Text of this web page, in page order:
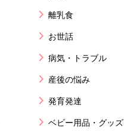
離乳食
お世話
病気・トラブル
産後の悩み
発育発達
ベビー用品・グッズ